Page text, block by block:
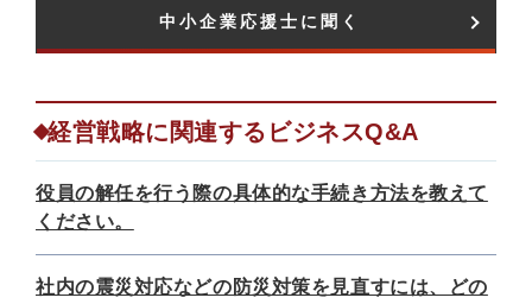
中小企業応援士に聞く​
経営戦略に関連するビジネスQ&A
役員の解任を行う際の具体的な手続き方法を教えて
ください。
社内の震災対応などの防災対策を見直すには、どの